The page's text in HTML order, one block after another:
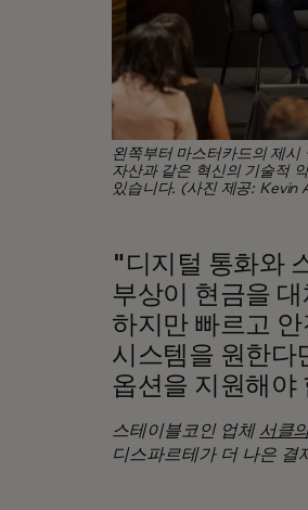
왼쪽부터 마스터카드의 제
자산과 같은 혁신의 기술적
있습니다. (사진 제공: Kevin
"디지털 통화와
부상이 현금을
하지만 빠르고
시스템을 원한다
옵션을 지원해야
스테이블코인 업체 서클
디스파르테가 더 나은 결